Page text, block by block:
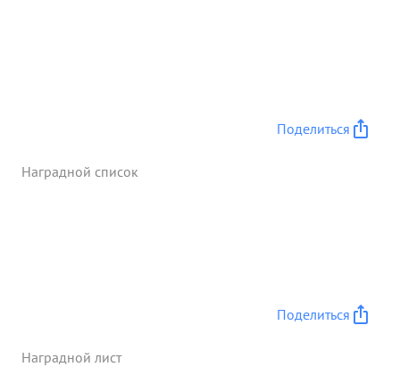
Поделиться
Наградной список
Поделиться
Наградной лист